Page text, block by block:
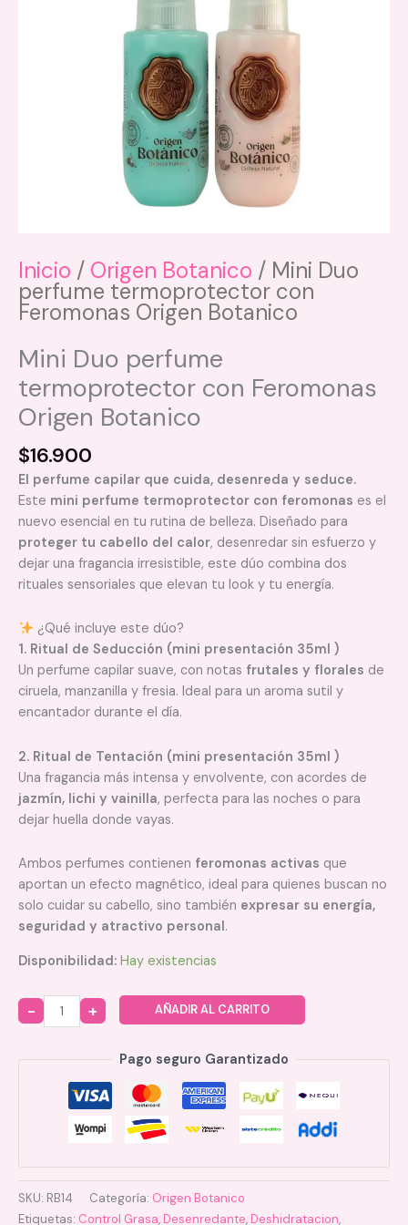
Inicio / Origen Botanico / Mini Duo
perfume termoprotector con
Feromonas Origen Botanico
Mini Duo perfume
termoprotector con Feromonas
Origen Botanico
$16.900
El perfume capilar que cuida, desenreda y seduce.
Este mini perfume termoprotector con feromonas es el
nuevo esencial en tu rutina de belleza. Diseñado para
proteger tu cabello del calor, desenredar sin esfuerzo y
dejar una fragancia irresistible, este dúo combina dos
rituales sensoriales que elevan tu look y tu energía.
¿Qué incluye este dúo?
1. Ritual de Seducción (mini presentación 35ml )
Un perfume capilar suave, con notas frutales y florales de
ciruela, manzanilla y fresia. Ideal para un aroma sutil y
encantador durante el día.
2. Ritual de Tentación (mini presentación 35ml )
Una fragancia más intensa y envolvente, con acordes de
jazmín, lichi y vainilla, perfecta para las noches o para
dejar huella donde vayas.
Ambos perfumes contienen feromonas activas que
aportan un efecto magnético, ideal para quienes buscan no
solo cuidar su cabello, sino también expresar su energía,
seguridad y atractivo personal.
Disponibilidad: Hay existencias
Quantity
AÑADIR AL CARRITO
Pago seguro Garantizado
SKU: RB14 Categoría: Origen Botanico
Etiquetas: Control Grasa, Desenredante, Deshidratacion,